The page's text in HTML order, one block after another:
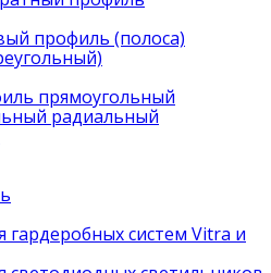
профиль (полоса)
прямоугольный
радиальный
систем Vitra и